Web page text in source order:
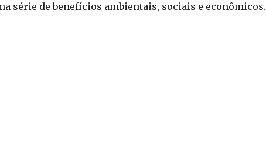
série de benefícios ambientais, sociais e econômicos.